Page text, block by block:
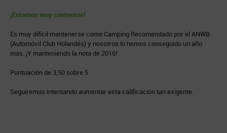
¡Estamos muy contentos!
Es muy difícil mantenerse como Camping Recomendado por el ANWB
(Automóvil Club Holandés) y nosotros lo hemos conseguido un año
más. ¡Y manteniendo la nota de 2016!
Puntuación de 3,50 sobre 5
Seguiremos intentando aumentar esta calificación tan exigente.